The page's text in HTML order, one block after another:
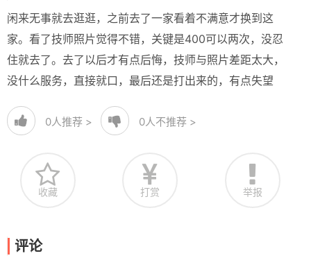
闲来无事就去逛逛，之前去了一家看着不满意才换到这
家。看了技师照片觉得不错，关键是400可以两次，没忍
住就去了。去了以后才有点后悔，技师与照片差距太大，
没什么服务，直接就口，最后还是打出来的，有点失望
0人推荐 > 0人不推荐 >
收藏 打赏 举报
评论